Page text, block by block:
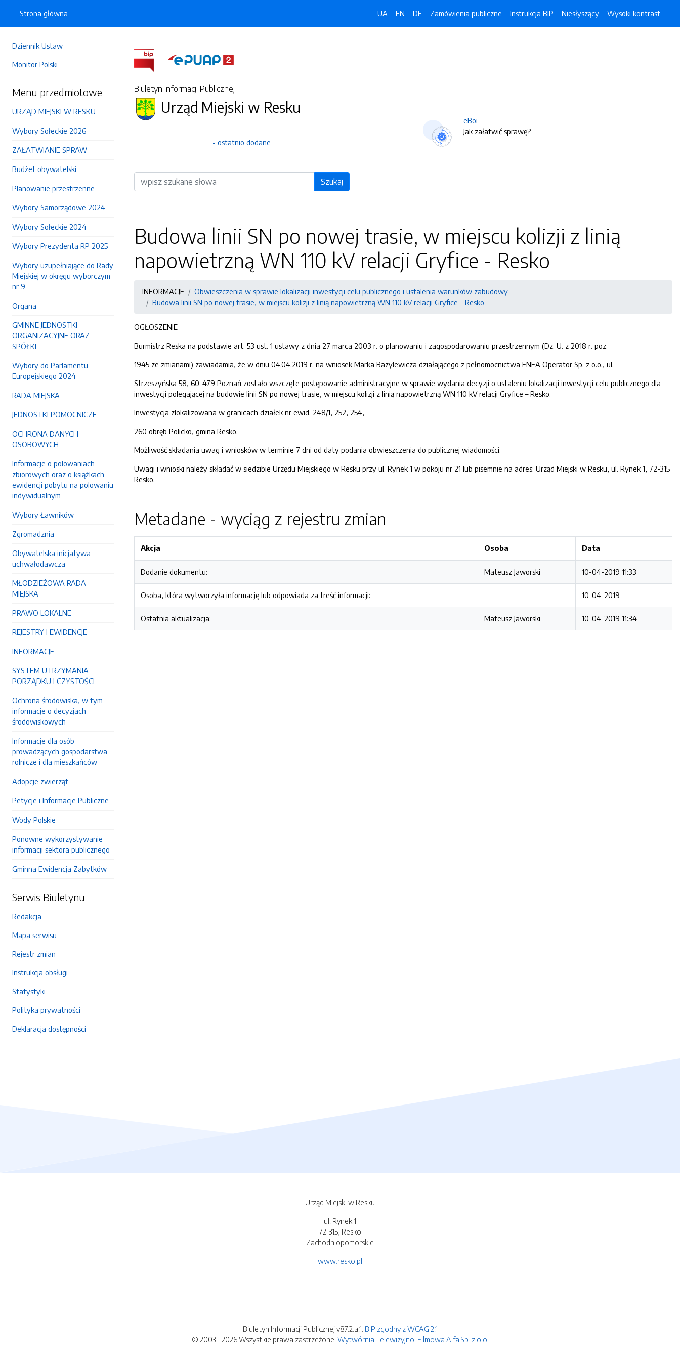
Dziennik Ustaw
Monitor Polski
Menu przedmiotowe
URZĄD MIEJSKI W RESKU
Wybory Sołeckie 2026
ZAŁATWIANIE SPRAW
Budżet obywatelski
Planowanie przestrzenne
Wybory Samorządowe 2024
Wybory Sołeckie 2024
Wybory Prezydenta RP 2025
Wybory uzupełniające do Rady
Miejskiej w okręgu wyborczym
nr 9
Organa
GMINNE JEDNOSTKI
ORGANIZACYJNE ORAZ
SPÓŁKI
Wybory do Parlamentu
Europejskiego 2024
RADA MIEJSKA
JEDNOSTKI POMOCNICZE
OCHRONA DANYCH
OSOBOWYCH
Informacje o polowaniach
zbiorowych oraz o książkach
ewidencji pobytu na polowaniu
indywidualnym
Wybory Ławników
Zgromadznia
Obywatelska inicjatywa
uchwałodawcza
MŁODZIEŻOWA RADA
MIEJSKA
PRAWO LOKALNE
REJESTRY I EWIDENCJE
INFORMACJE
SYSTEM UTRZYMANIA
PORZĄDKU I CZYSTOŚCI
Ochrona środowiska, w tym
informacje o decyzjach
środowiskowych
Informacje dla osób
prowadzących gospodarstwa
rolnicze i dla mieszkańców
Adopcje zwierząt
Petycje i Informacje Publiczne
Wody Polskie
Ponowne wykorzystywanie
informacji sektora publicznego
Gminna Ewidencja Zabytków
Serwis Biuletynu
Redakcja
Mapa serwisu
Rejestr zmian
Instrukcja obsługi
Statystyki
Polityka prywatności
Deklaracja dostępności
Strona główna UA EN DE Zamówienia publiczne Instrukcja BIP Niesłyszący Wysoki kontrast
Biuletyn Informacji Publicznej
Urząd Miejski w Resku
ostatnio dodane
Wyszukiwarka Szukaj
eBoi
Jak załatwić sprawę?
Budowa linii SN po nowej trasie, w miejscu kolizji z linią
napowietrzną WN 110 kV relacji Gryfice - Resko
INFORMACJE
Obwieszczenia w sprawie lokalizacji inwestycji celu publicznego i ustalenia warunków zabudowy
Budowa linii SN po nowej trasie, w miejscu kolizji z linią napowietrzną WN 110 kV relacji Gryfice - Resko
OGŁOSZENIE
Burmistrz Reska na podstawie art. 53 ust. 1 ustawy z dnia 27 marca 2003 r. o planowaniu i zagospodarowaniu przestrzennym (Dz. U. z 2018 r. poz.
1945 ze zmianami) zawiadamia, że w dniu 04.04.2019 r. na wniosek Marka Bazylewicza działającego z pełnomocnictwa ENEA Operator Sp. z o.o., ul.
Strzeszyńska 58, 60-479 Poznań zostało wszczęte postępowanie administracyjne w sprawie wydania decyzji o ustaleniu lokalizacji inwestycji celu publicznego dla
inwestycji polegającej na budowie linii SN po nowej trasie, w miejscu kolizji z linią napowietrzną WN 110 kV relacji Gryfice – Resko.
Inwestycja zlokalizowana w granicach działek nr ewid. 248/1, 252, 254,
260 obręb Policko, gmina Resko.
Możliwość składania uwag i wniosków w terminie 7 dni od daty podania obwieszczenia do publicznej wiadomości.
Uwagi i wnioski należy składać w siedzibie Urzędu Miejskiego w Resku przy ul. Rynek 1 w pokoju nr 21 lub pisemnie na adres: Urząd Miejski w Resku, ul. Rynek 1, 72-315
Resko.
Metadane - wyciąg z rejestru zmian
Akcja Osoba Data
Dodanie dokumentu: Mateusz Jaworski 10-04-2019 11:33
Osoba, która wytworzyła informację lub odpowiada za treść informacji: 10-04-2019
Ostatnia aktualizacja: Mateusz Jaworski 10-04-2019 11:34
Urząd Miejski w Resku
ul. Rynek 1
72-315, Resko
Zachodniopomorskie
www.resko.pl
Biuletyn Informacji Publicznej v87.2.a.1. BIP zgodny z WCAG 2.1
© 2003 - 2026 Wszystkie prawa zastrzeżone. Wytwórnia Telewizyjno-Filmowa Alfa Sp. z o.o.